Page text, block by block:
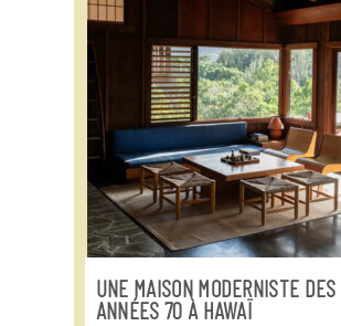
UNE MAISON MODERNISTE DES
ANNÉES 70 À HAWAÏ